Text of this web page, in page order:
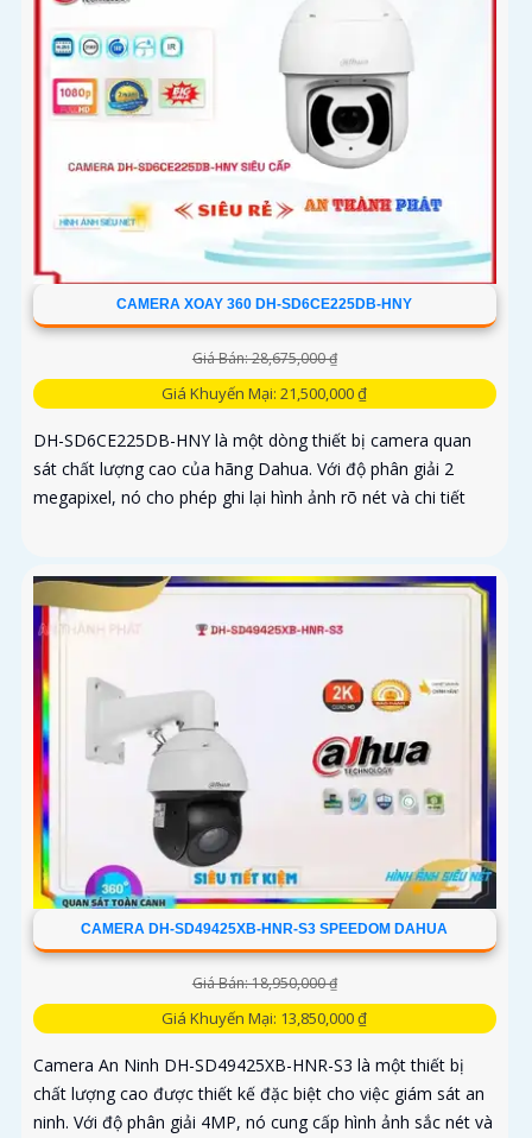
CAMERA XOAY 360 DH-SD6CE225DB-HNY
Giá Bán: 28,675,000 ₫
Giá Khuyến Mại: 21,500,000 ₫
DH-SD6CE225DB-HNY là một dòng thiết bị camera quan
sát chất lượng cao của hãng Dahua. Với độ phân giải 2
megapixel, nó cho phép ghi lại hình ảnh rõ nét và chi tiết
CAMERA DH-SD49425XB-HNR-S3 SPEEDOM DAHUA
Giá Bán: 18,950,000 ₫
Giá Khuyến Mại: 13,850,000 ₫
Camera An Ninh DH-SD49425XB-HNR-S3 là một thiết bị
chất lượng cao được thiết kế đặc biệt cho việc giám sát an
ninh. Với độ phân giải 4MP, nó cung cấp hình ảnh sắc nét và